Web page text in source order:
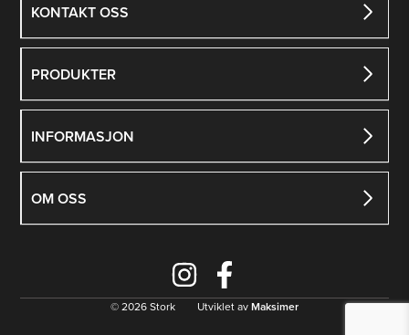
KONTAKT OSS
PRODUKTER
INFORMASJON
OM OSS
© 2026 Stork Utviklet avMaksimer